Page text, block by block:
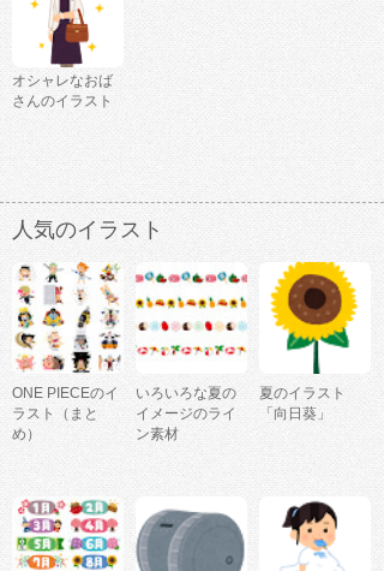
オシャレなおば
さんのイラスト
人気のイラスト
ONE PIECEのイ
ラスト（まと
め）
いろいろな夏の
イメージのライ
ン素材
夏のイラスト
「向日葵」